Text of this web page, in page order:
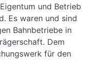
und Betrieb
Es waren und sind
Bahnbetriebe in
Dem
für den